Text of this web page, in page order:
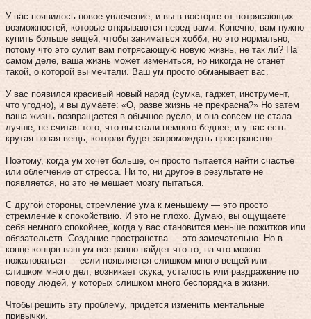
У вас появилось новое увлечение, и вы в восторге от потрясающих
возможностей, которые открываются перед вами. Конечно, вам нужно
купить больше вещей, чтобы заниматься хобби, но это нормально,
потому что это сулит вам потрясающую новую жизнь, не так ли? На
самом деле, ваша жизнь может измениться, но никогда не станет
такой, о которой вы мечтали. Ваш ум просто обманывает вас.
У вас появился красивый новый наряд (сумка, гаджет, инструмент,
что угодно), и вы думаете: «О, разве жизнь не прекрасна?» Но затем
ваша жизнь возвращается в обычное русло, и она совсем не стала
лучше, не считая того, что вы стали немного беднее, и у вас есть
крутая новая вещь, которая будет загромождать пространство.
Поэтому, когда ум хочет больше, он просто пытается найти счастье
или облегчение от стресса. Ни то, ни другое в результате не
появляется, но это не мешает мозгу пытаться.
С другой стороны, стремление ума к меньшему — это просто
стремление к спокойствию. И это не плохо. Думаю, вы ощущаете
себя немного спокойнее, когда у вас становится меньше пожитков или
обязательств. Создание пространства — это замечательно. Но в
конце концов ваш ум все равно найдет что-то, на что можно
пожаловаться — если появляется слишком много вещей или
слишком много дел, возникает скука, усталость или раздражение по
поводу людей, у которых слишком много беспорядка в жизни.
Чтобы решить эту проблему, придется изменить ментальные
привычки.